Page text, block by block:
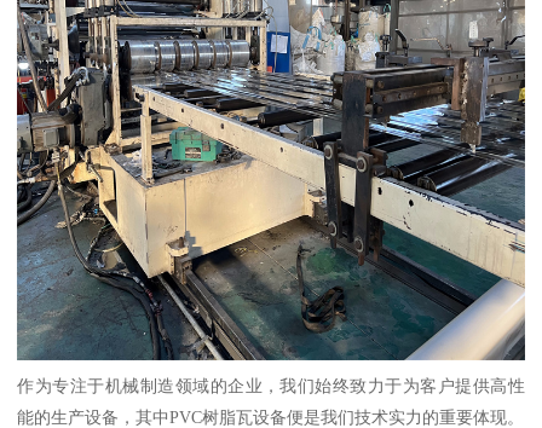
作为专注于机械制造领域的企业，我们始终致力于为客户提供高性
能的生产设备，其中PVC树脂瓦设备便是我们技术实力的重要体现。